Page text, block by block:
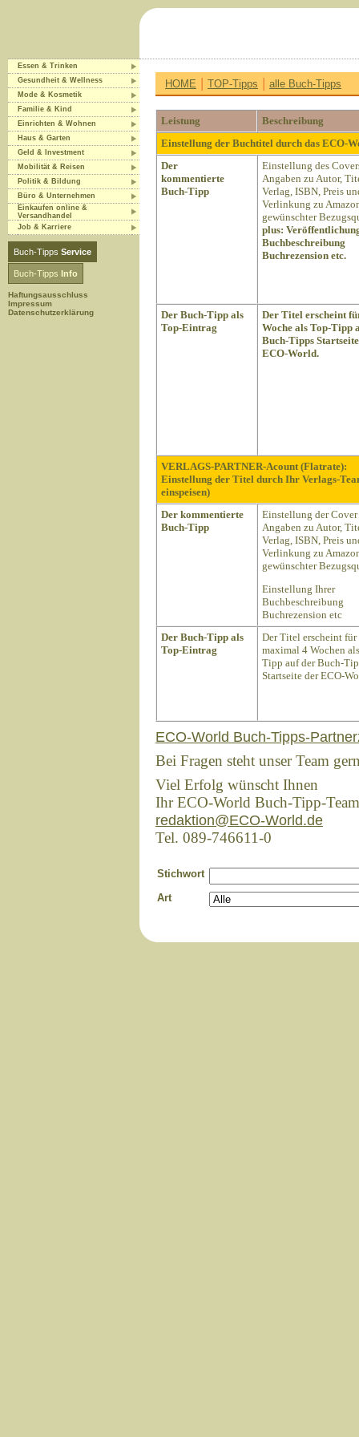
Essen & Trinken
Gesundheit & Wellness
Mode & Kosmetik
Familie & Kind
Einrichten & Wohnen
Haus & Garten
Geld & Investment
Mobilität & Reisen
Politik & Bildung
Büro & Unternehmen
Einkaufen online &
Versandhandel
Job & Karriere
Buch-Tipps Service
Buch-Tipps Info
Haftungsausschluss
Impressum
Datenschutzerklärung
HOME | TOP-Tipps | alle Buch-Tipps
Leistung
Beschreibung
Einstellung der Buchtitel durch das ECO-
Der
kommentierte
Buch-Tipp
Einstellung des
Angaben zu Autor,
Verlag, ISBN, Preis
Verlinkung zu
gewünschter
plus:
Buchbeschreibung
Buchrezension etc.
Der Buch-Tipp als
Top-Eintrag
Der Titel erscheint
Woche als Top-Tipp
Buch-Tipps
ECO-World.
VERLAGS-PARTNER-Acount (Flatrate):
Einstellung der Titel durch Ihr Verlags-
einspeisen)
Der kommentierte
Buch-Tipp
Einstellung der
Angaben zu Autor,
Verlag, ISBN, Preis
Verlinkung zu
gewünschter
Einstellung Ihrer
Buchbeschreibung
Buchrezension etc
Der Buch-Tipp als
Top-Eintrag
Der Titel erscheint für
maximal 4 Wochen
Tipp auf der Buch-
Startseite der ECO-
ECO-World Buch-Tipps-
Bei Fragen steht unser Team
Viel Erfolg wünscht Ihnen
Ihr ECO-World Buch-Tipp-Team
redaktion@ECO-World.de
Tel. 089-746611-0
Stichwort
Art